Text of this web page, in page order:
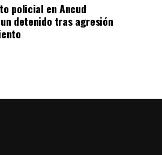
policial en Ancud
detenido tras agresión